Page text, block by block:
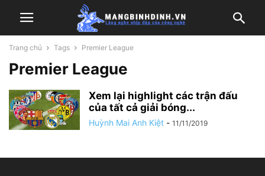
Trang chủ Tags Premier League
Premier League
Xem lại highlight các trận đấu
của tất cả giải bóng...
Huỳnh Mai Anh Kiệt - 11/11/2019